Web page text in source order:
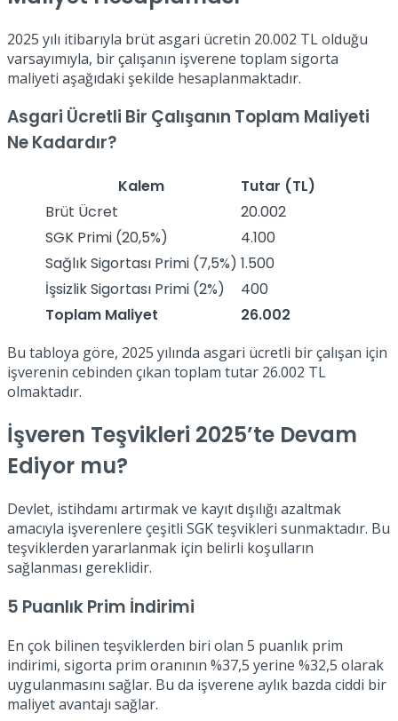
2025 yılı itibarıyla brüt asgari ücretin 20.002 TL olduğu
varsayımıyla, bir çalışanın işverene toplam sigorta
maliyeti aşağıdaki şekilde hesaplanmaktadır.
Asgari Ücretli Bir Çalışanın Toplam Maliyeti
Ne Kadardır?
Kalem
Tutar (TL)
Brüt Ücret
20.002
SGK Primi (20,5%)
4.100
Sağlık Sigortası Primi (7,5%) 1.500
İşsizlik Sigortası Primi (2%)
400
Toplam Maliyet
26.002
Bu tabloya göre, 2025 yılında asgari ücretli bir çalışan için
işverenin cebinden çıkan toplam tutar 26.002 TL
olmaktadır.
İşveren Teşvikleri 2025’te Devam
Ediyor mu?
Devlet, istihdamı artırmak ve kayıt dışılığı azaltmak
amacıyla işverenlere çeşitli SGK teşvikleri sunmaktadır. Bu
teşviklerden yararlanmak için belirli koşulların
sağlanması gereklidir.
5 Puanlık Prim İndirimi
En çok bilinen teşviklerden biri olan 5 puanlık prim
indirimi, sigorta prim oranının %37,5 yerine %32,5 olarak
uygulanmasını sağlar. Bu da işverene aylık bazda ciddi bir
maliyet avantajı sağlar.